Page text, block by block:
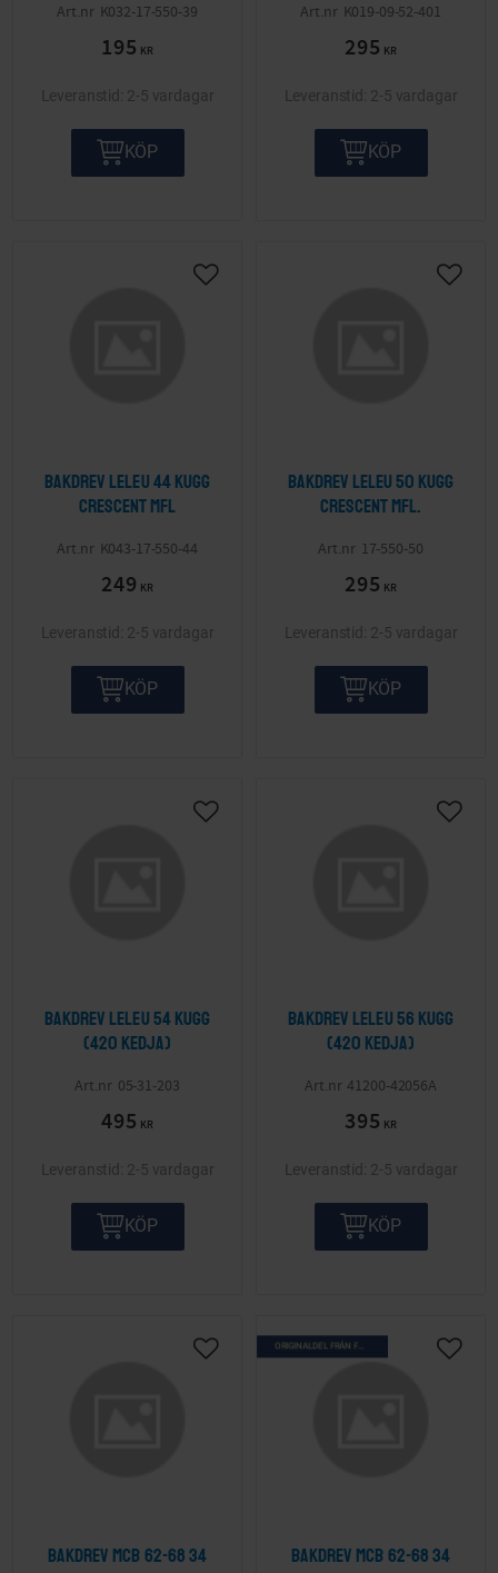
K032-17-550-39
195 KR
2-5 vardagar
KÖP
K019-09-52-401
295 KR
2-5 vardagar
KÖP
Bakdrev Leleu 44 kugg
Crescent mfl
K043-17-550-44
249 KR
Lägg till i önskelista
2-5 vardagar
KÖP
Bakdrev Leleu 50 kugg
Crescent mfl.
17-550-50
295 KR
Lägg
2-5 vardagar
KÖP
Bakdrev Leleu 54 kugg
(420 kedja)
05-31-203
495 KR
Lägg till i önskelista
2-5 vardagar
KÖP
Bakdrev Leleu 56 kugg
(420 kedja)
41200-42056A
395 KR
Lägg
2-5 vardagar
KÖP
Bakdrev MCB 62-68 34
Lägg till i önskelista
Bakdrev MCB 62-68 34
Lägg